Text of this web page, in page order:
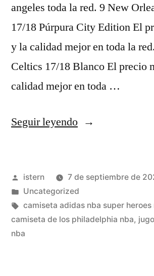
angeles toda la red. 9 New
17/18 Púrpura City Edition El
y la calidad mejor en toda la
Celtics 17/18 Blanco El precio
calidad mejor en toda …
Seguir leyendo«camiseta
Publicado
por
istern
7 de septiembre de
Publicado
en
Uncategorized
Etiquetas:
camiseta adidas nba super heroes
camiseta de los philadelphia nba,
nba